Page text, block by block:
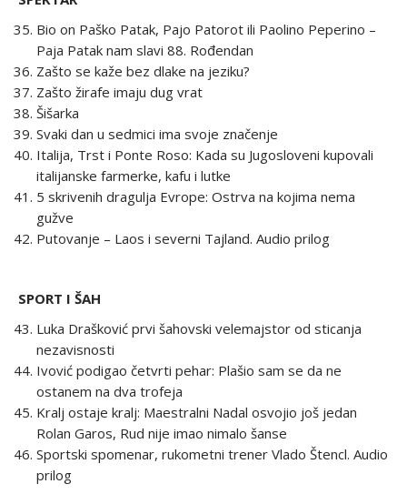
Bio on Paško Patak, Pajo Patorot ili Paolino Peperino –
Paja Patak nam slavi 88. Rođendan
Zašto se kaže bez dlake na jeziku?
Zašto žirafe imaju dug vrat
Šišarka
Svaki dan u sedmici ima svoje značenje
Italija, Trst i Ponte Roso: Kada su Jugosloveni kupovali
italijanske farmerke, kafu i lutke
5 skrivenih dragulja Evrope: Ostrva na kojima nema
gužve
Putovanje – Laos i severni Tajland. Audio prilog
SPORT I ŠAH
Luka Drašković prvi šahovski velemajstor od sticanja
nezavisnosti
Ivović podigao četvrti pehar: Plašio sam se da ne
ostanem na dva trofeja
Kralj ostaje kralj: Maestralni Nadal osvojio još jedan
Rolan Garos, Rud nije imao nimalo šanse
Sportski spomenar, rukometni trener Vlado Štencl. Audio
prilog